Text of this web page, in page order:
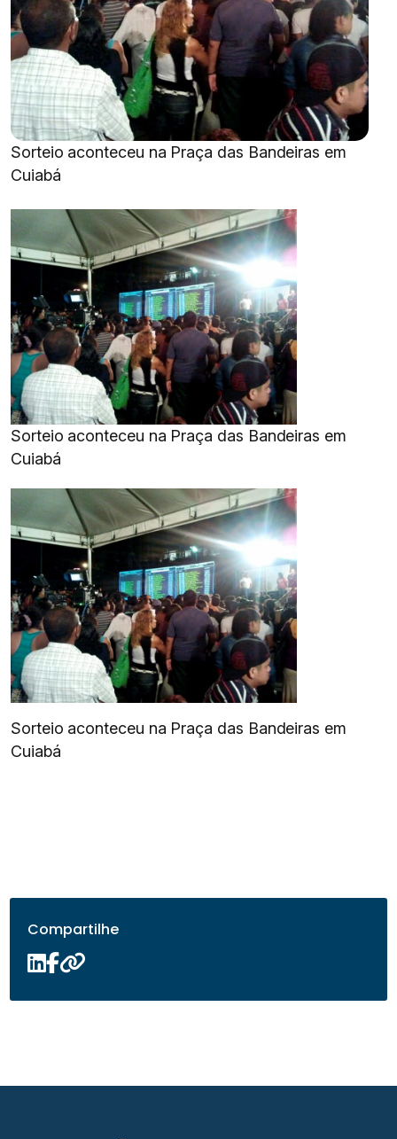
Sorteio aconteceu na Praça das Bandeiras em
Cuiabá
Sorteio aconteceu na Praça das Bandeiras em
Cuiabá
Sorteio aconteceu na Praça das Bandeiras em
Cuiabá
Compartilhe